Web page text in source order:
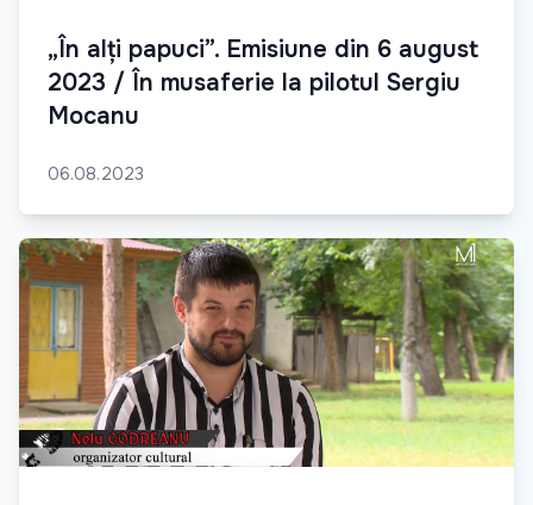
„În alți papuci”. Emisiune din 6 august
2023 / În musaferie la pilotul Sergiu
Mocanu
06.08.2023